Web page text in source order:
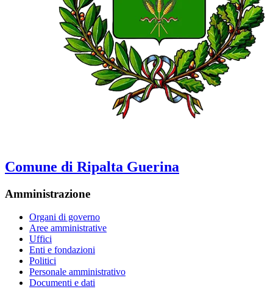
Comune di Ripalta Guerina
Amministrazione
Organi di governo
Aree amministrative
Uffici
Enti e fondazioni
Politici
Personale amministrativo
Documenti e dati